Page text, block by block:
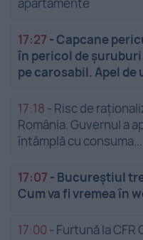
apartamente
17:27 -Capcane
în pericol de
pe carosabil. Apel de
17:18 - Risc de
România. Guvernul a
întâmplă cu consuma...
17:07 - Bucureștiul
Cum va fi vremea în
17:00 - Furtună la CFR